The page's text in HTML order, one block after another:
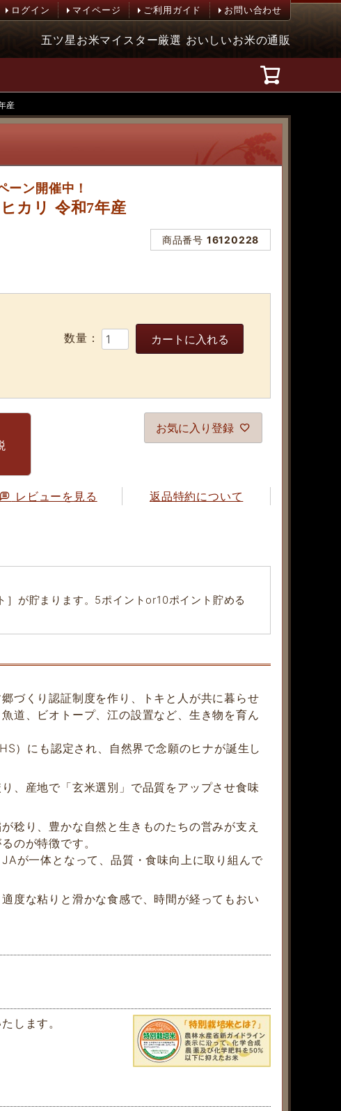
ログイン マイページ ご利用ガイド お問い合わせ
五ツ星お米マイスター厳選 おいしいお米の通販
産
ーン開催中！
カリ 令和7年産
商品番号 16120228
カートに入れる
お気に入り登録
レビューを見る 返品特約について
が貯まります。5ポイントor10ポイント貯める
づくり認証制度を作り、トキと人が共に暮らせ
道、ビオトープ、江の設置など、生き物を育ん
）にも認定され、自然界で念願のヒナが誕生し
、産地で「玄米選別」で品質をアップさせ食味
稔り、豊かな自然と生きものたちの営みが支え
のが特徴です。
が一体となって、品質・食味向上に取り組んで
度な粘りと滑かな食感で、時間が経ってもおい
します。